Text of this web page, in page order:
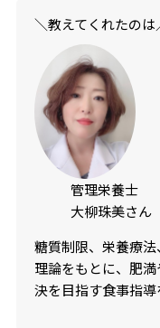
＼教えてくれたのは
管理栄養士
大柳珠美さん
糖質制限、栄養療
理論をもとに、肥
決を目指す食事指
ニック（内科、心